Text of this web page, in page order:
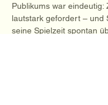
Publikums war eindeutig:
lautstark gefordert –
seine Spielzeit spontan